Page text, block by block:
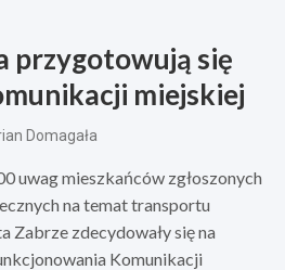
przygotowują się
miejskiej
Domagała
uwag mieszkańców zgłoszonych
na temat transportu
Zabrze zdecydowały się na
Komunikacji